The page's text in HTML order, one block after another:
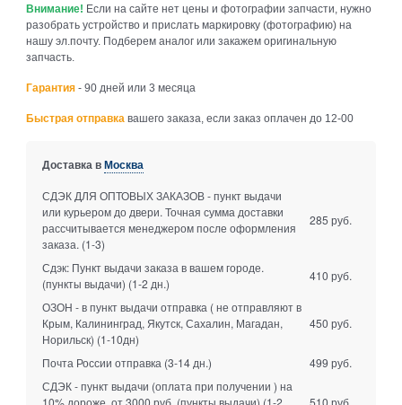
Внимание! Если на сайте нет цены и фотографии запчасти, нужно
разобрать устройство и прислать маркировку (фотографию) на
нашу эл.почту. Подберем аналог или закажем оригинальную
запчасть.
Гарантия - 90 дней или 3 месяца
Быстрая отправка вашего заказа, если заказ оплачен до 12-00
Доставка вМосква
СДЭК ДЛЯ ОПТОВЫХ ЗАКАЗОВ - пункт выдачи
или курьером до двери. Точная сумма доставки
рассчитывается менеджером после оформления
заказа. (1-3)
285 руб.
Сдэк: Пункт выдачи заказа в вашем городе.
(пункты выдачи) (1-2 дн.)
410 руб.
ОЗОН - в пункт выдачи отправка ( не отправляют в
Крым, Калининград, Якутск, Сахалин, Магадан,
Норильск) (1-10дн)
450 руб.
Почта России отправка (3-14 дн.)
499 руб.
СДЭК - пункт выдачи (оплата при получении ) на
10% дороже. от 3000 руб. (пункты выдачи) (1-2
510 руб.